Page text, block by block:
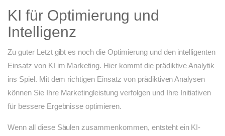
KI für Optimierung und
Intelligenz
Zu guter Letzt gibt es noch die Optimierung und den intelligenten
Einsatz von KI im Marketing. Hier kommt die prädiktive Analytik
ins Spiel. Mit dem richtigen Einsatz von prädiktiven Analysen
können Sie Ihre Marketingleistung verfolgen und Ihre Initiativen
für bessere Ergebnisse optimieren.
Wenn all diese Säulen zusammenkommen, entsteht ein KI-